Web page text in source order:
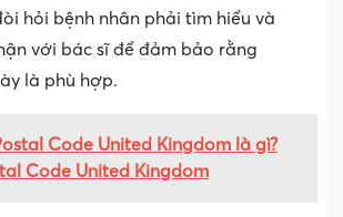
hỏi bệnh nhân phải tìm hiểu và
với bác sĩ để đảm bảo rằng
là phù hợp.
Code United Kingdom là gì?
Code United Kingdom